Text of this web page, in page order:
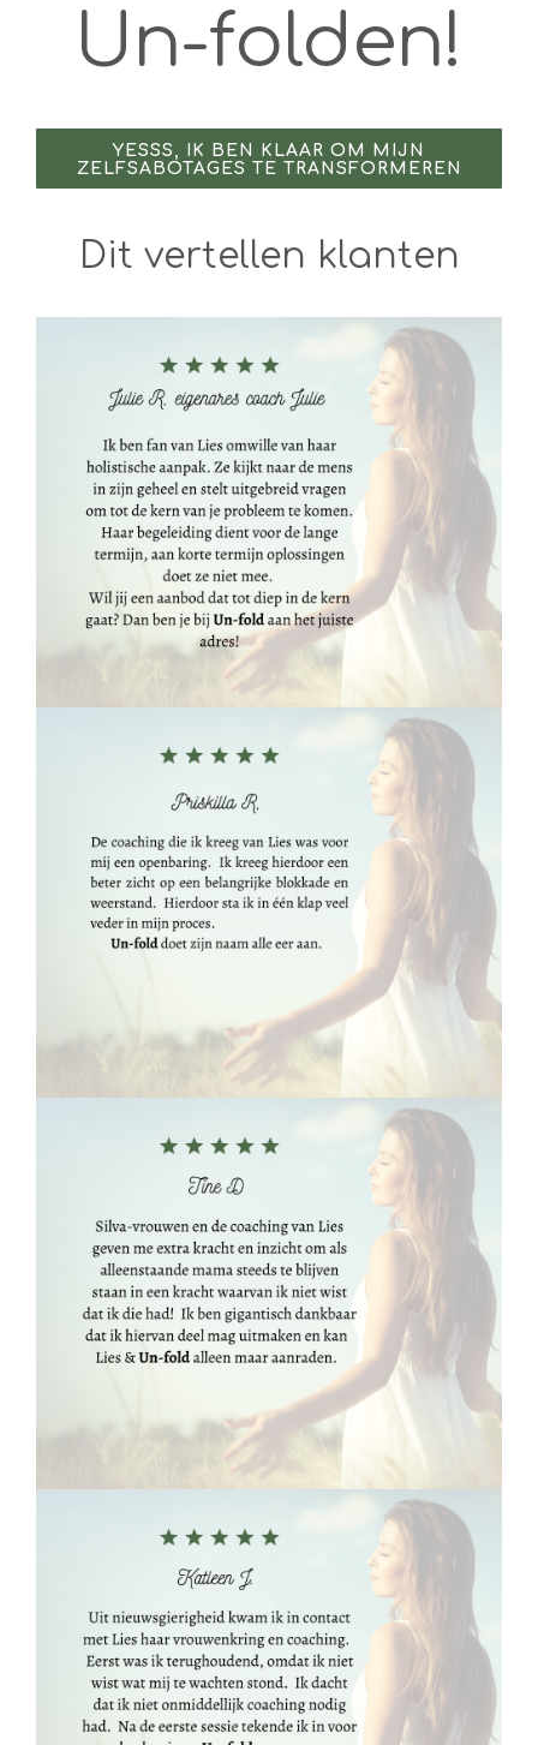
Un-folden!
YESSS, IK BEN KLAAR OM MIJN
ZELFSABOTAGES TE TRANSFORMEREN
Dit vertellen klanten